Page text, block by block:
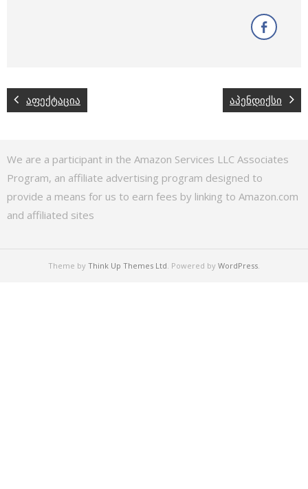
აფექტაცია აპენდიქსი
We are a participant in the Amazon Services LLC Associates
Program, an affiliate advertising program designed to
provide a means for us to earn fees by linking to Amazon.com
and affiliated sites
Theme by Think Up Themes Ltd . Powered by WordPress